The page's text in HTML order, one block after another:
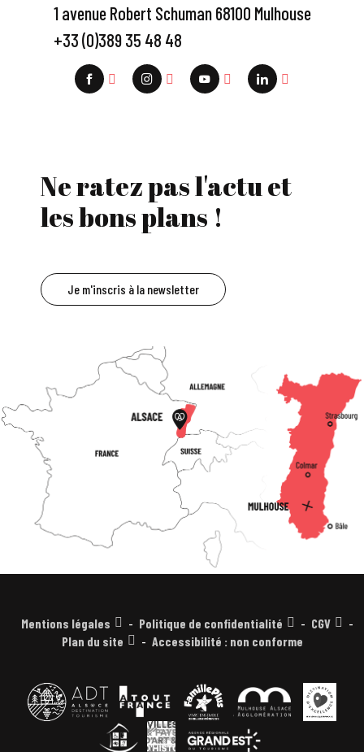
1 avenue Robert Schuman 68100 Mulhouse
+33 (0)389 35 48 48
Ne ratez pas l'actu et
les bons plans !
Je m'inscris à la newsletter
Mentions légales Politique de confidentialité
CGV
Plan du site
Accessibilité : non conforme